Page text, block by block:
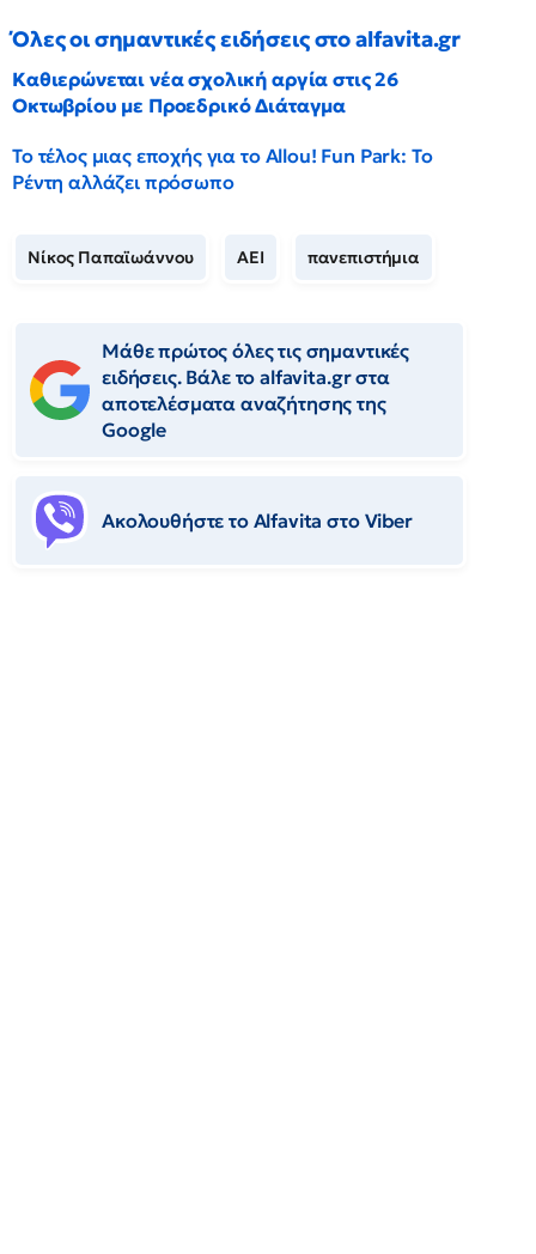
Όλες οι σημαντικές ειδήσεις στο alfavita.gr
Καθιερώνεται νέα σχολική αργία στις 26
Οκτωβρίου με Προεδρικό Διάταγμα
Το τέλος μιας εποχής για το Allou! Fun Park: Το
Ρέντη αλλάζει πρόσωπο
Νίκος Παπαϊωάννου ΑΕΙ πανεπιστήμια
Μάθε πρώτος όλες τις σημαντικές
ειδήσεις. Βάλε το alfavita.gr στα
αποτελέσματα αναζήτησης της
Google
Ακολουθήστε το Αlfavita στο Viber